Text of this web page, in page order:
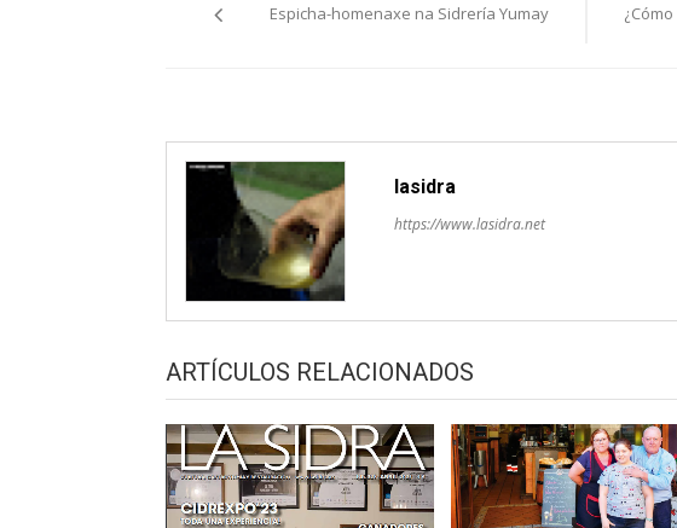
pelosEspicha-homenaxe na Sidrería Yumay
lasidra
https://www.lasidra.net
ARTÍCULOS RELACIONADOS